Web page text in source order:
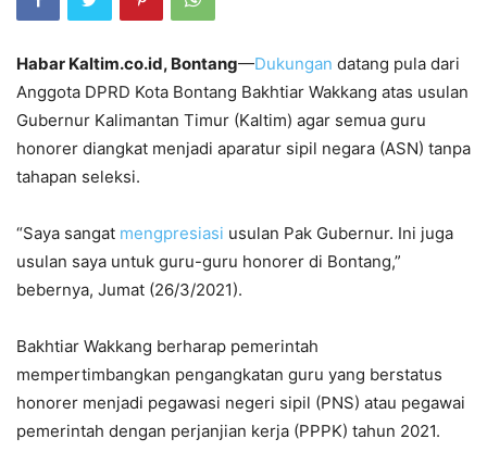
Habar Kaltim.co.id, Bontang—Dukungan datang pula dari
Anggota DPRD Kota Bontang Bakhtiar Wakkang atas usulan
Gubernur Kalimantan Timur (Kaltim) agar semua guru
honorer diangkat menjadi aparatur sipil negara (ASN) tanpa
tahapan seleksi.
“Saya sangat mengpresiasi usulan Pak Gubernur. Ini juga
usulan saya untuk guru-guru honorer di Bontang,”
bebernya, Jumat (26/3/2021).
Bakhtiar Wakkang berharap pemerintah
mempertimbangkan pengangkatan guru yang berstatus
honorer menjadi pegawasi negeri sipil (PNS) atau pegawai
pemerintah dengan perjanjian kerja (PPPK) tahun 2021.